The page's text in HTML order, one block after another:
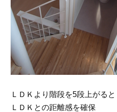
ＬＤＫより階段を5段上がる
ＬＤＫとの距離感を確保